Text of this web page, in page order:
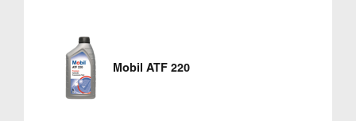
Mobil ATF 220